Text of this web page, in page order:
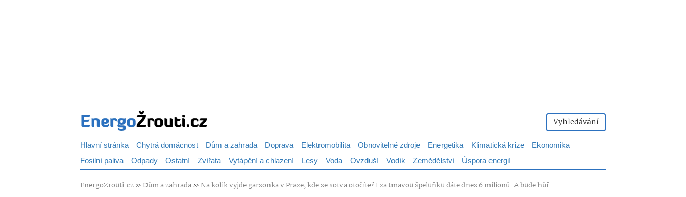
Vyhledávání
Hlavní stránka Chytrá domácnost Dům a zahrada Doprava Elektromobilita Obnovitelné zdroje Energetika Klimatická krize
Ekonomika
Fosilní paliva Odpady Ostatní Zvířata Vytápění a chlazení Lesy Voda Ovzduší Vodík Zemědělství Úspora energií
EnergoZrouti.cz»Dům a zahrada»Na kolik vyjde garsonka v Praze, kde se sotva otočíte? I za tmavou špeluňku dáte dnes 6 milionů. A bude hůř